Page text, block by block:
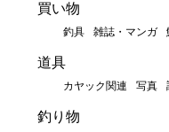
買い物
釣具 雑誌・マンガ
道具
カヤック関連 写真
釣り物